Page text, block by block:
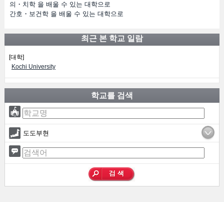
의・치학 을 배울 수 있는 대학으로
간호・보건학 을 배울 수 있는 대학으로
최근 본 학교 일람
[대학]
Kochi University
학교를 검색
도도부현